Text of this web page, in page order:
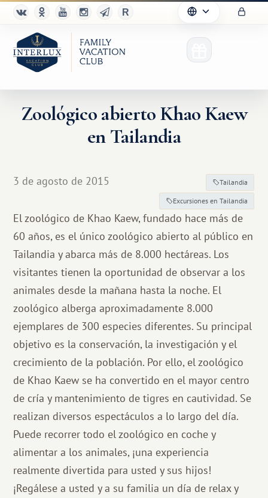
Zoológico abierto Khao Kaew
en Tailandia
3 de agosto de 2015 Tailandia
Excursiones en Tailandia
El zoológico de Khao Kaew, fundado hace más de
60 años, es el único zoológico abierto al público en
Tailandia y abarca más de 8.000 hectáreas. Los
visitantes tienen la oportunidad de observar a los
animales desde la mañana hasta la noche. El
zoológico alberga aproximadamente 8.000
ejemplares de 300 especies diferentes. Su principal
objetivo es la conservación, la investigación y el
crecimiento de la población. Por ello, el zoológico
de Khao Kaew se ha convertido en el mayor centro
de cría y mantenimiento de tigres en cautividad. Se
realizan diversos espectáculos a lo largo del día.
Puede recorrer todo el zoológico en coche y
alimentar a los animales, ¡una experiencia
realmente divertida para usted y sus hijos!
¡Regálese a usted y a su familia un día de relax y